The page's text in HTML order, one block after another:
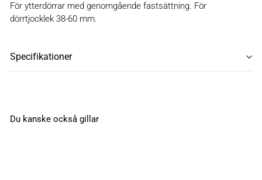
För ytterdörrar med genomgående fastsättning. För
dörrtjocklek 38-60 mm.
Specifikationer
Du kanske också gillar